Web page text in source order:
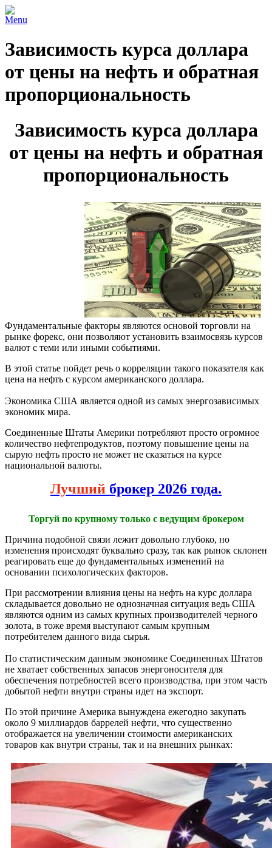
Menu
Зависимость курса доллара
от цены на нефть и обратная
пропорциональность
Зависимость курса доллара
от цены на нефть и обратная
пропорциональность
Фундаментальные факторы являются основой торговли на
рынке форекс, они позволяют установить взаимосвязь курсов
валют с теми или иными событиями.
В этой статье пойдет речь о корреляции такого показателя как
цена на нефть с курсом американского доллара.
Экономика США является одной из самых энергозависимых
экономик мира.
Соединенные Штаты Америки потребляют просто огромное
количество нефтепродуктов, поэтому повышение цены на
сырую нефть просто не может не сказаться на курсе
национальной валюты.
Лучший брокер 2026 года.
Торгуй по крупному только с ведущим брокером
Причина подобной связи лежит довольно глубоко, но
изменения происходят буквально сразу, так как рынок склонен
реагировать еще до фундаментальных изменений на
основании психологических факторов.
При рассмотрении влияния цены на нефть на курс доллара
складывается довольно не однозначная ситуация ведь США
являются одним из самых крупных производителей черного
золота, в тоже время выступают самым крупным
потребителем данного вида сырья.
По статистическим данным экономике Соединенных Штатов
не хватает собственных запасов энергоносителя для
обеспечения потребностей всего производства, при этом часть
добытой нефти внутри страны идет на экспорт.
По этой причине Америка вынуждена ежегодно закупать
около 9 миллиардов баррелей нефти, что существенно
отображается на увеличении стоимости американских
товаров как внутри страны, так и на внешних рынках: